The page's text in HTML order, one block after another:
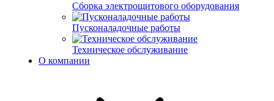
Сборка электрощитового оборудования
Пусконаладочные работы
Техническое обслуживание
О компании